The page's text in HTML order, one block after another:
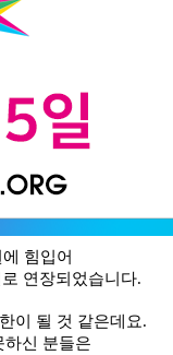
힘입어
로 연장되었습니다.
이 될 것 같은데요.
하신 분들은